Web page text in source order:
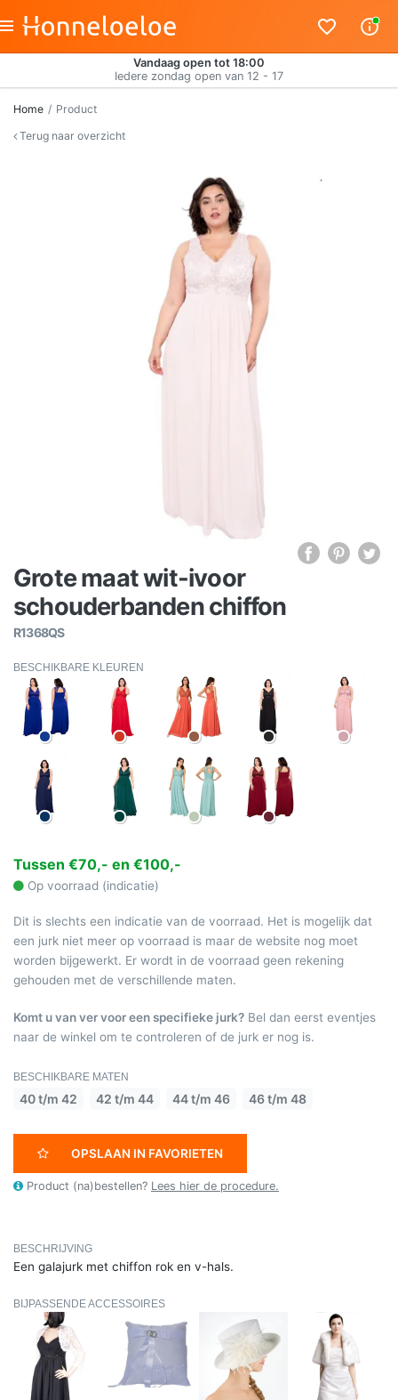
Vandaag open tot 18:00
Iedere zondag open van 12 - 17
Home
Product
Terug naar overzicht
Grote maat wit-ivoor
schouderbanden chiffon
R1368QS
BESCHIKBARE KLEUREN
Tussen €70,- en €100,-
Op voorraad (indicatie)
Dit is slechts een indicatie van de voorraad. Het is mogelijk dat
een jurk niet meer op voorraad is maar de website nog moet
worden bijgewerkt. Er wordt in de voorraad geen rekening
gehouden met de verschillende maten.
Komt u van ver voor een specifieke jurk? Bel dan eerst eventjes
naar de winkel om te controleren of de jurk er nog is.
BESCHIKBARE MATEN
40 t/m 42 42 t/m 44 44 t/m 46 46 t/m 48
OPSLAAN IN FAVORIETEN
Product (na)bestellen? Lees hier de procedure.
BESCHRIJVING
Een galajurk met chiffon rok en v-hals.
BIJPASSENDE ACCESSOIRES